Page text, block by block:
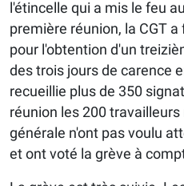
l'étincelle qui a mis le feu
première réunion, la CGT
pour l'obtention d'un
des trois jours de carence
recueillie plus de 350
réunion les 200
générale n'ont pas voulu
et ont voté la grève à